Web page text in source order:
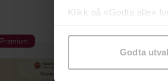
Klikk på «Godta alle»
samtykke til spesifikke
Godta
Premium